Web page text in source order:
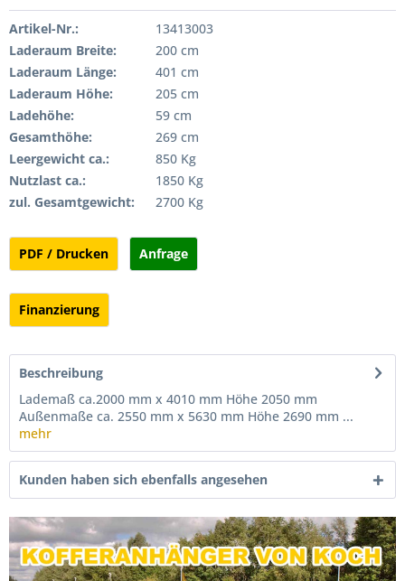
Artikel-Nr.:
13413003
Laderaum Breite:
200 cm
Laderaum Länge:
401 cm
Laderaum Höhe:
205 cm
Ladehöhe:
59 cm
Gesamthöhe:
269 cm
Leergewicht ca.:
850 Kg
Nutzlast ca.:
1850 Kg
zul. Gesamtgewicht:
2700 Kg
PDF / Drucken Anfrage
Finanzierung
Beschreibung
Lademaß ca.2000 mm x 4010 mm Höhe 2050 mm
Außenmaße ca. 2550 mm x 5630 mm Höhe 2690 mm ...
mehr
Kunden haben sich ebenfalls angesehen